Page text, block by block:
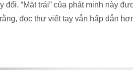
đổi. “Mặt trái” của phát minh này
đọc thư viết tay vẫn hấp dẫn